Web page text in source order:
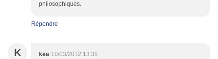
philosophiques.
Répondre
K kea 10/03/2012 13:35